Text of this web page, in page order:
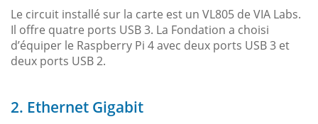
Le circuit installé sur la carte est un VL805 de VIA Labs.
Il offre quatre ports USB 3. La Fondation a choisi
d’équiper le Raspberry Pi 4 avec deux ports USB 3 et
deux ports USB 2.
2. Ethernet Gigabit